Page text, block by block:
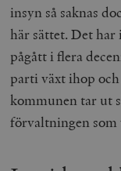
insyn så saknas
här sättet. Det
pågått i flera
parti växt ihop
kommunen tar ut
förvaltningen som